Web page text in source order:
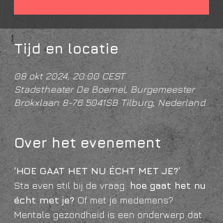
Tijd en locatie
08 okt 2024, 20:00 CEST
Stadstheater De Boemel, Burgemeester
Brokxlaan 8-76 5041SB Tilburg, Nederland
Over het evenement
‘HOE GAAT HET NU ÉCHT MET JE?’
Sta even stil bij de vraag: hoe gaat het nu
écht met je? Of met je medemens?
Mentale gezondheid is een onderwerp dat